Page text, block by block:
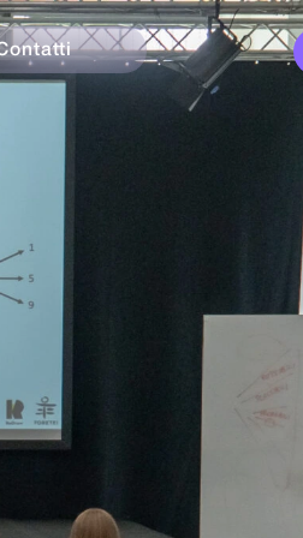
nostre companies